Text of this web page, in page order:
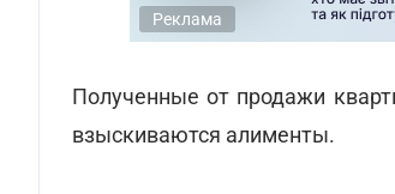
Реклама
Полученные от продажи
взыскиваются алименты.